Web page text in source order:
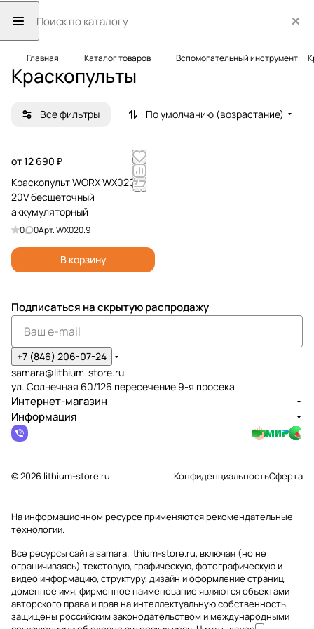
Главная Каталог товаров Вспомогательный инструмент
Краскопульты
Все фильтры По умолчанию (возрастание)
от 12 690 ₽
Краскопульт WORX WX020.9
20V бесщеточный
аккумуляторный
0 0Арт.WX020.9
В корзину
Подписаться на скрытую распродажу
+7 (846) 206-07-24
samara@lithium-store.ru
ул. Солнечная 60/126 пересечение 9-я просека
Интернет-магазин
Информация
© 2026 lithium-store.ru КонфиденциальностьОферта
На информационном ресурсе применяютсярекомендательные
технологии.
Все ресурсы сайта samara.lithium-store.ru, включая (но не
ограничиваясь) текстовую, графическую, фотографическую и
видео информацию, структуру, дизайн и оформление страниц,
доменное имя, фирменное наименование являются объектами
авторского права и прав на интеллектуальную собственность,
защищены российским законодательством и международными